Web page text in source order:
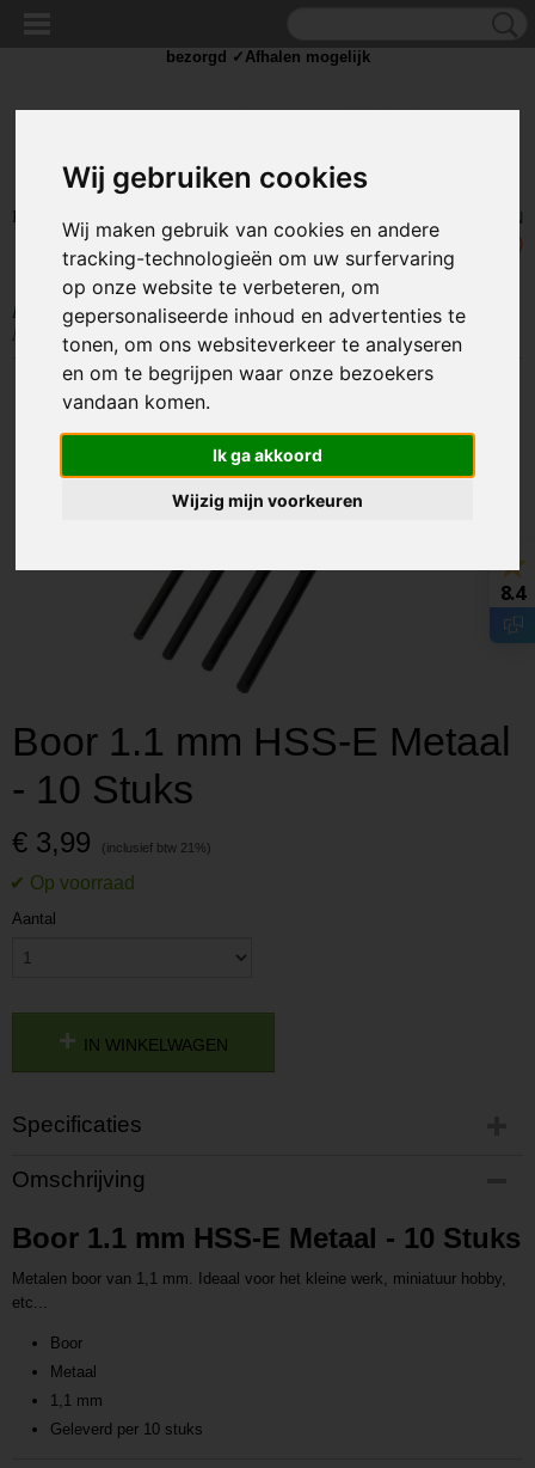
Wij gebruiken cookies
Wij maken gebruik van cookies en andere
tracking-technologieën om uw surfervaring
op onze website te verbeteren, om
gepersonaliseerde inhoud en advertenties te
tonen, om ons websiteverkeer te analyseren
en om te begrijpen waar onze bezoekers
vandaan komen.
Ik ga akkoord
Wijzig mijn voorkeuren
Inloggen
UW WINKELWAGEN
Geen producten
(0)
Home >GEREEDSCHAP>Boren>HSS boren>Boor 1.1 mm HSS-E
Metaal - 10 Stuks
Boor 1.1 mm HSS-E Metaal
- 10 Stuks
€ 3,99
Aantal
IN WINKELWAGEN
Specificaties
Productcode
P201708171634
L201708171634
Omschrijving
Boor 1.1 mm HSS-E Metaal - 10 Stuks
Metalen boor van 1,1 mm. Ideaal voor het kleine werk, miniatuur hobby,
etc...
Boor
Metaal
1,1 mm
Geleverd per 10 stuks
bezorgd ✓Afhalen mogelijk
8.4